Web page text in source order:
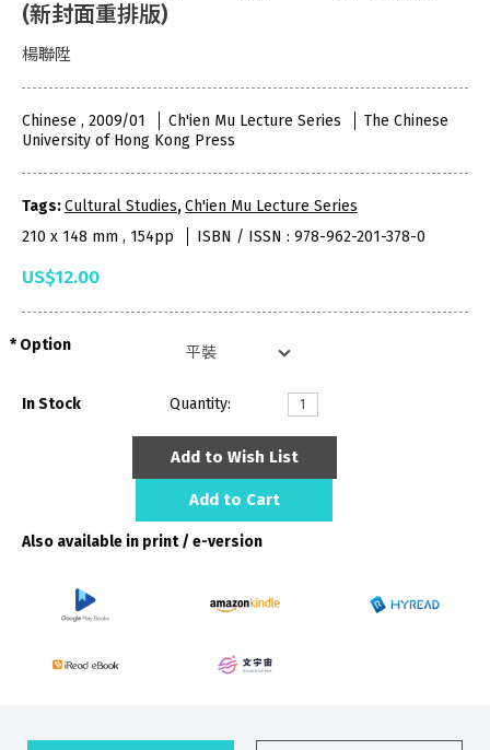
(新封面重排版)
楊聯陞
Chinese , 2009/01 Ch'ien Mu Lecture Series
The Chinese
University of Hong Kong Press
Tags:Cultural Studies,Ch'ien Mu Lecture Series
210 x 148 mm , 154pp
ISBN / ISSN : 978-962-201-378-0
US$12.00
Option
In Stock Quantity:
Add to Wish List
Add to Cart
Also available in print / e-version